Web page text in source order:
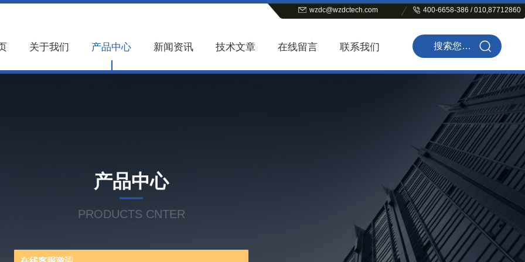
wzdc@wzdctech.com 400-6658-386 / 010,87712860
关于我们 产品中心 新闻资讯 技术文章 在线留言 联系我们
产品中心
PRODUCTS CNTER